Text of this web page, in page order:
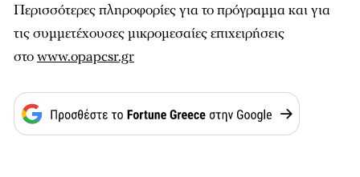
Περισσότερες πληροφορίες για το πρόγραμμα και για
τις συμμετέχουσες μικρομεσαίες επιχειρήσεις
στοwww.opapcsr.gr